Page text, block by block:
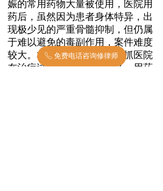
ꂅ 免费电话咨询修律师
娠的常用药物大量被使用，医院用
药后，虽然因为患者身体特异，出
现极少见的严重骨髓抑制，但仍属
于难以避免的毒副作用，案件难度
较大。本案中，代理律师紧抓医院
在治疗过程中用药指征欠妥、用药